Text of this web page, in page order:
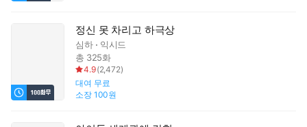
정신 못 차리고 하극상
심하
익시드
총 325화
4.9(2,472)
대여 무료
소장 100원